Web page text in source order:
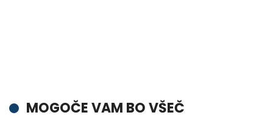
MOGOČE VAM BO VŠEČ